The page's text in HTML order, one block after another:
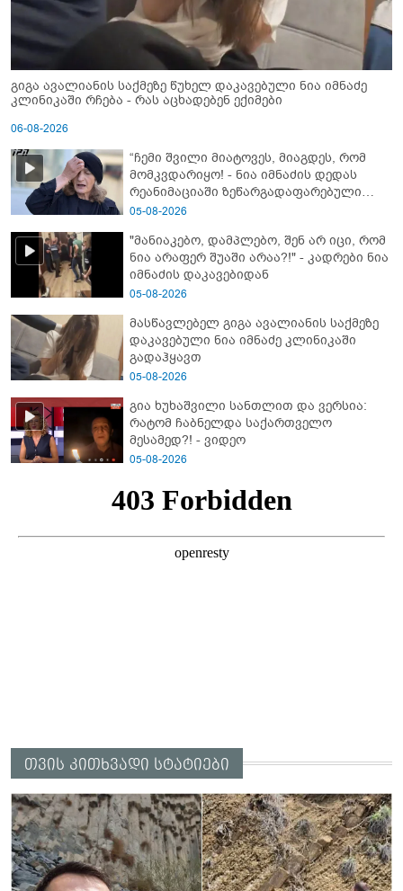
გიგა ავალიანის საქმეზე წუხელ დაკავებული ნია იმნაძე
კლინიკაში რჩება - რას აცხადებენ ექიმები
06-08-2026
“ჩემი შვილი მიატოვეს, მიაგდეს, რომ
მომკვდარიყო! - ნია იმნაძის დედას
რეანიმაციაში ზეწარგადაფარებული
შვილი არ უნახავს” - გიგა ავალიანის
05-08-2026
"მანიაკებო, დამპლებო, შენ არ იცი, რომ
ნია არაფერ შუაში არაა?!" - კადრები ნია
იმნაძის დაკავებიდან
05-08-2026
მასწავლებელ გიგა ავალიანის საქმეზე
დაკავებული ნია იმნაძე კლინიკაში
გადაჰყავთ
05-08-2026
გია ხუხაშვილი სანთლით და ვერსია:
რატომ ჩაბნელდა საქართველო
მესამედ?! - ვიდეო
05-08-2026
თვის კითხვადი სტატიები